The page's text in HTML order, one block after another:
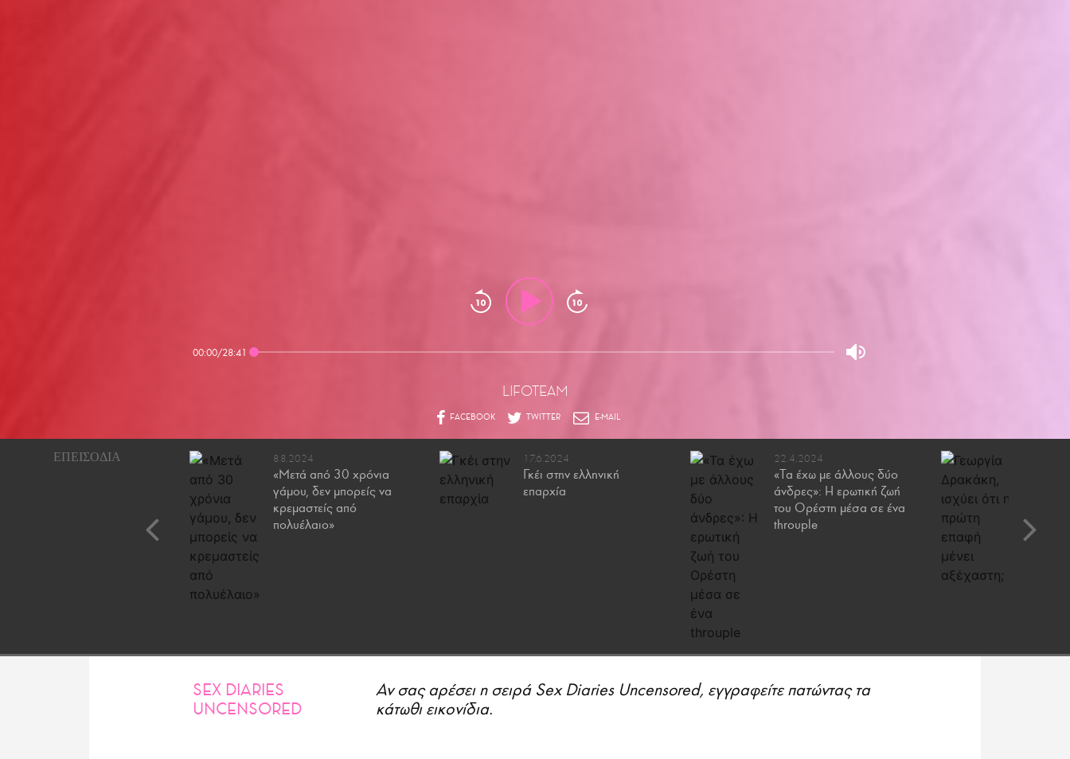
00:00/28:41
LIFOTEAM
2.10.2023 8.8.2024
«Μετά από 30 χρόνια
γάμου, δεν μπορείς να
κρεμαστείς από
πολυέλαιο»
17.6.2024
Γκέι στην ελληνική
επαρχία
22.4.2024
«Τα έχω με άλλους δύο
άνδρες»: Η ερωτική ζωή
του Ορέστη μέσα σε ένα
throuple
SEX DIARIES
UNCENSORED
Αν σας αρέσει η σειρά Sex Diaries Uncensored, εγγραφείτε πατώντας τα
κάτωθι εικονίδια.